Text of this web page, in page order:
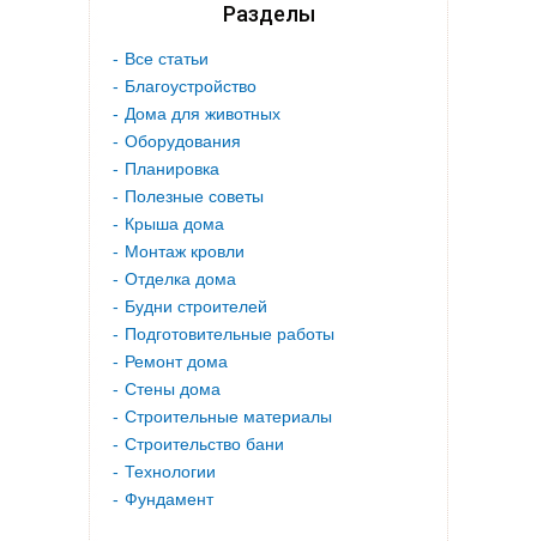
Разделы
Все статьи
Благоустройство
Дома для животных
Оборудования
Планировка
Полезные советы
Крыша дома
Монтаж кровли
Отделка дома
Будни строителей
Подготовительные работы
Ремонт дома
Стены дома
Строительные материалы
Строительство бани
Технологии
Фундамент